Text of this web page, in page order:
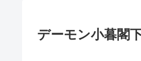
デーモン小暮閣